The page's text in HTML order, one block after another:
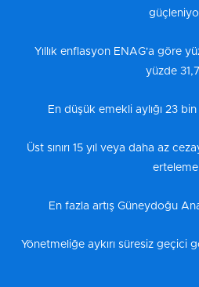
Yıllık enflasyon ENAG'a göre
yüzde
En düşük emekli aylığı 23
Üst sınırı 15 yıl veya daha az
erteleme
En fazla artış Güneydoğu
Yönetmeliğe aykırı süresiz geçici